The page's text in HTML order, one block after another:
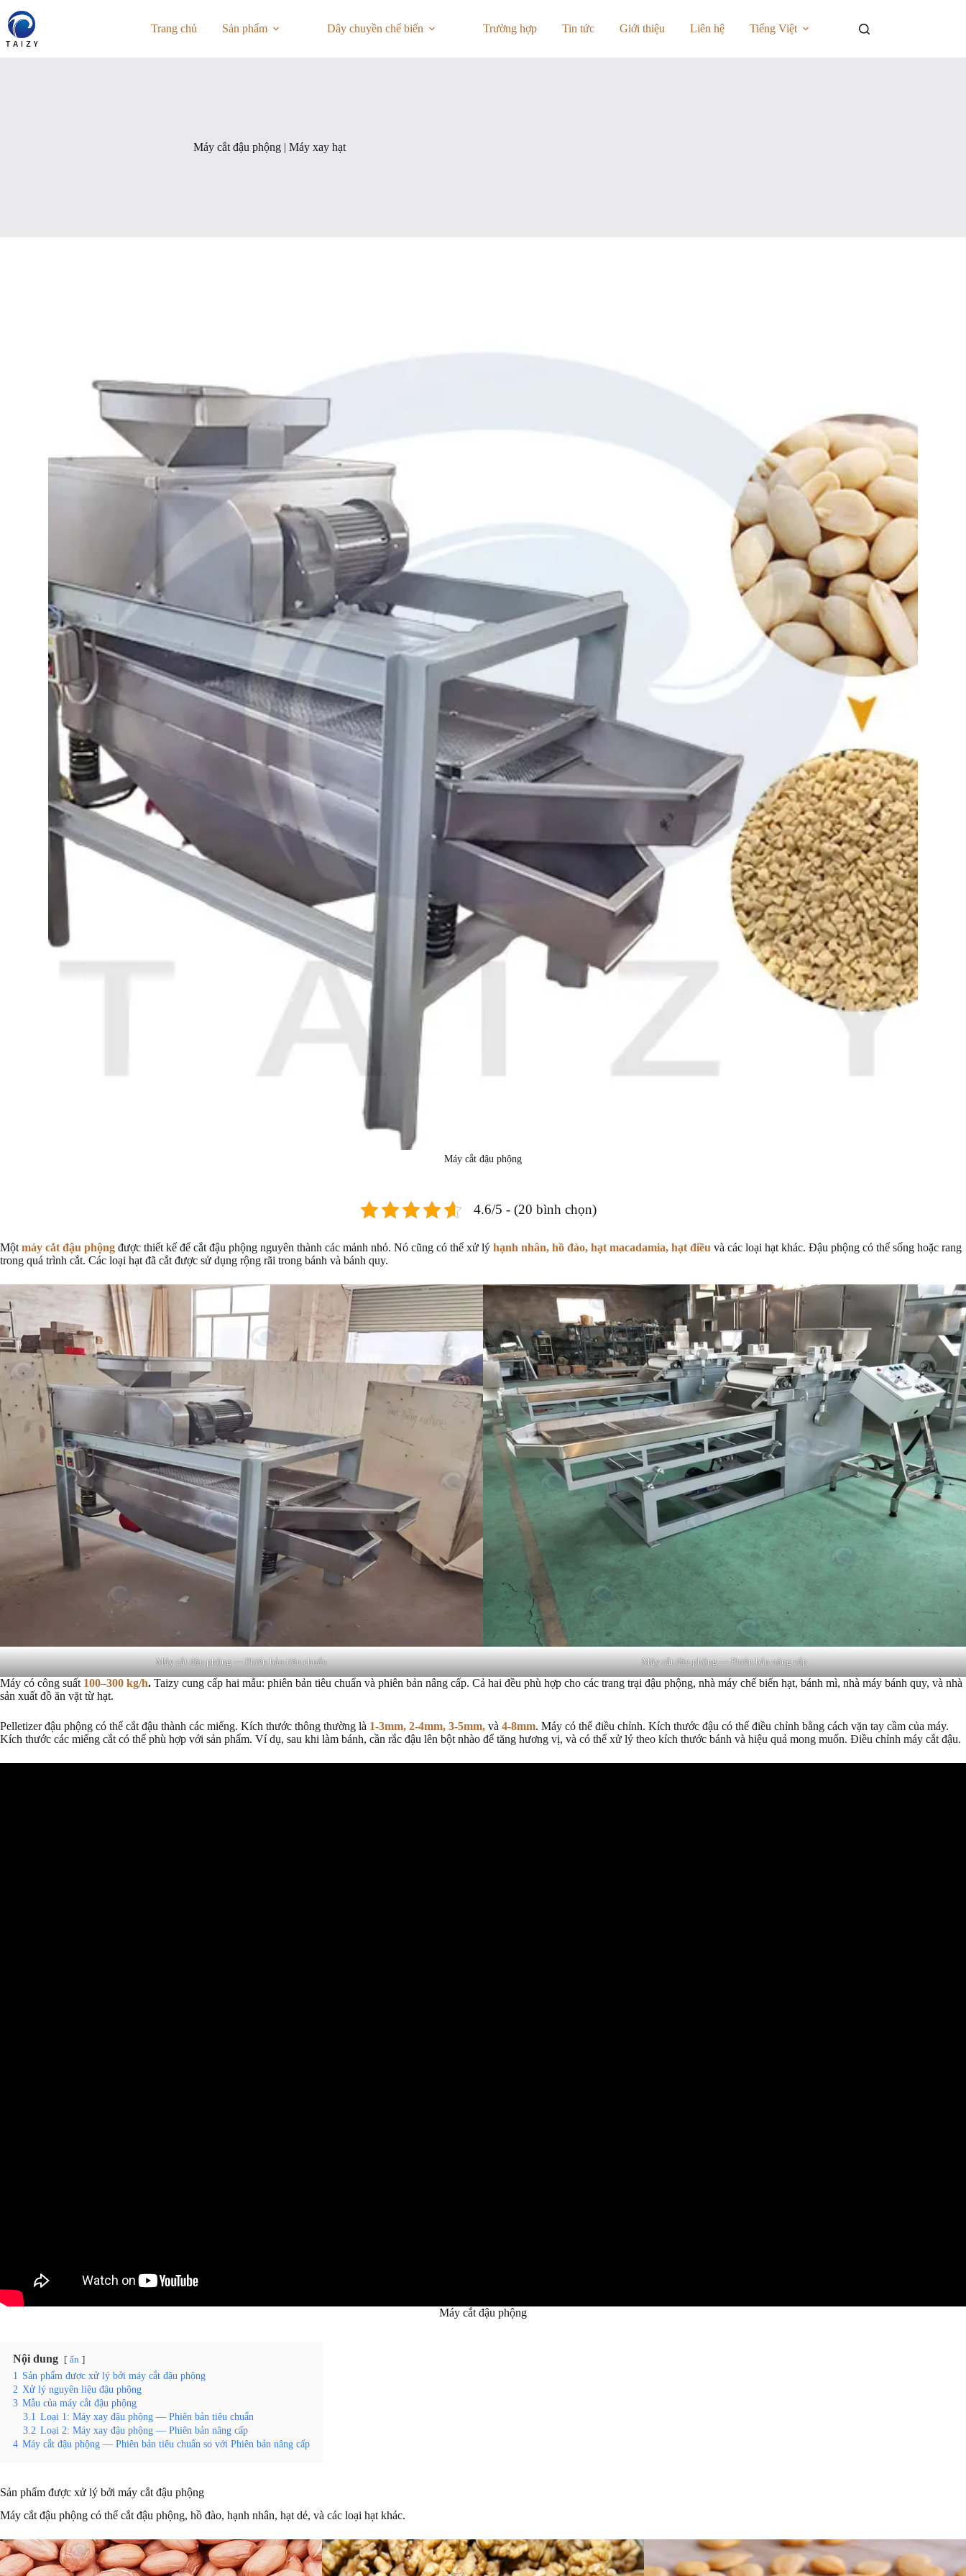
đến
phần
nội
Trang chủ Sản phẩm Dây chuyền chế biến Trường hợp Tin tức Giới thiệu Liên hệ Tiếng Việt
Máy cắt đậu phộng | Máy xay hạt
Máy cắt đậu phộng
4.6/5 - (20 bình chọn)
Một máy cắt đậu phộng được thiết kế để cắt đậu phộng nguyên thành các mảnh nhỏ. Nó cũng có thể xử lý hạnh nhân, hồ đào, hạt macadamia, hạt điều và các loại hạt khác. Đậu phộng có thể sống hoặc rang
trong quá trình cắt. Các loại hạt đã cắt được sử dụng rộng rãi trong bánh và bánh quy.
Máy cắt đậu phộng — Phiên bản tiêu chuẩn Máy cắt đậu phộng — Phiên bản nâng cấp
Máy có công suất 100–300 kg/h. Taizy cung cấp hai mẫu: phiên bản tiêu chuẩn và phiên bản nâng cấp. Cả hai đều phù hợp cho các trang trại đậu phộng, nhà máy chế biến hạt, bánh mì, nhà máy bánh quy, và nhà
sản xuất đồ ăn vặt từ hạt.
Pelletizer đậu phộng có thể cắt đậu thành các miếng. Kích thước thông thường là 1-3mm, 2-4mm, 3-5mm, và 4-8mm. Máy có thể điều chỉnh. Kích thước đậu có thể điều chỉnh bằng cách vặn tay cầm của máy.
Kích thước các miếng cắt có thể phù hợp với sản phẩm. Ví dụ, sau khi làm bánh, cần rắc đậu lên bột nhào để tăng hương vị, và có thể xử lý theo kích thước bánh và hiệu quả mong muốn. Điều chỉnh máy cắt đậu.
Máy cắt đậu phộng
Nội dung ẩn
1 Sản phẩm được xử lý bởi máy cắt đậu phộng
2 Xử lý nguyên liệu đậu phộng
3 Mẫu của máy cắt đậu phộng
3.1 Loại 1: Máy xay đậu phộng — Phiên bản tiêu chuẩn
3.2 Loại 2: Máy xay đậu phộng — Phiên bản nâng cấp
4 Máy cắt đậu phộng — Phiên bản tiêu chuẩn so với Phiên bản nâng cấp
Sản phẩm được xử lý bởi máy cắt đậu phộng
Máy cắt đậu phộng có thể cắt đậu phộng, hồ đào, hạnh nhân, hạt dẻ, và các loại hạt khác.